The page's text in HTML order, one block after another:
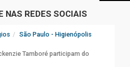
NAS REDES SOCIAIS
São Paulo - Higienópolis
Tamboré participam do